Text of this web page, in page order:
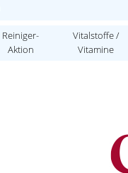
Reiniger-
Aktion
Vitalstoffe /
Vitamine